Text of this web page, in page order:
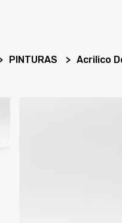
PINTURAS Acrilico